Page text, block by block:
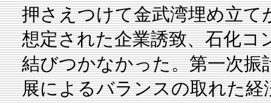
押さえつけて金武湾埋め立
想定された企業誘致、石化コ
結びつかなかった。第一次
展によるバランスの取れた経